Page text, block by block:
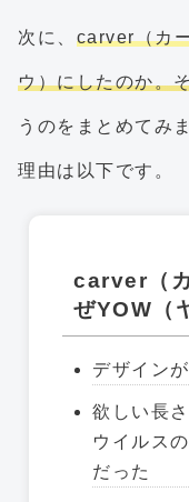
次に、 carver（カ
ウ）にしたのか。
うのをまとめてみ
理由は以下です。
carver（
ぜYOW（
デザイン
欲しい長
ウイルス
だった